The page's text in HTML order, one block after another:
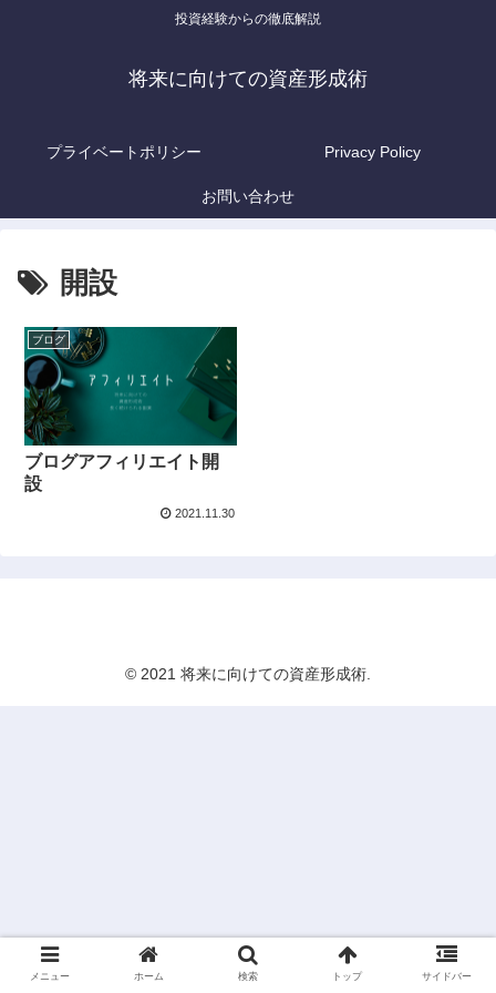
投資経験からの徹底解説
将来に向けての資産形成術
プライベートポリシー Privacy Policy
お問い合わせ
開設
ブログ
ブログアフィリエイト開
設
2021.11.30
© 2021 将来に向けての資産形成術.
メニュー ホーム 検索 トップ サイドバー